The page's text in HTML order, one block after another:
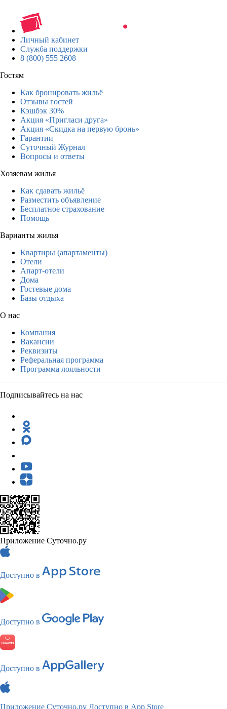
Личный кабинет
Служба поддержки
8 (800) 555 2608
Гостям
Как бронировать жильё
Отзывы гостей
Кэшбэк 30%
Акция «Пригласи друга»
Акция «Скидка на первую бронь»
Гарантии
Суточный Журнал
Вопросы и ответы
Хозяевам жилья
Как сдавать жильё
Разместить объявление
Бесплатное страхование
Помощь
Варианты жилья
Квартиры (апартаменты)
Отели
Апарт-отели
Дома
Гостевые дома
Базы отдыха
О нас
Компания
Вакансии
Реквизиты
Реферальная программа
Программа лояльности
Подписывайтесь на нас
Приложение Суточно.ру
Доступно в
Доступно в
Доступно в
Приложение Суточно.ру Доступно в App Store